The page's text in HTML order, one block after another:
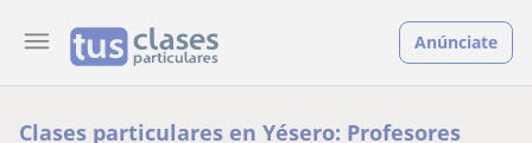
Anúnciate
Clases particulares en Yésero: Profesores